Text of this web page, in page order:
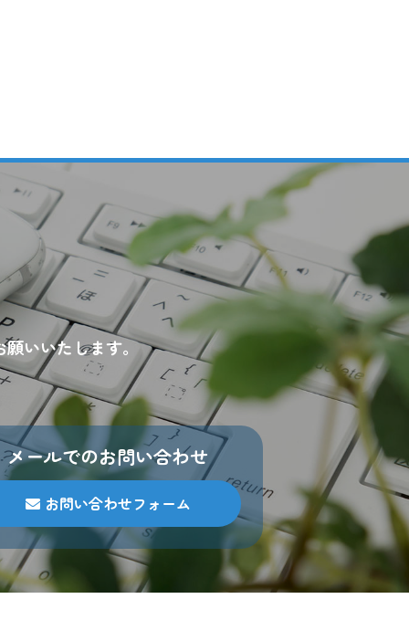
アクセス、紛失・破壊・改ざんお
意を得た上で、適法かつ公正な手
めます。
めます。
TEL.
052-793-4301 】までお問い
願いいたします。
メールでのお問い合わせ
お問い合わせフォーム